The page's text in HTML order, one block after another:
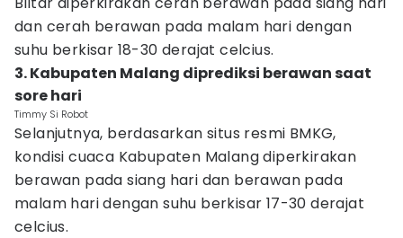
dan cerah berawan pada malam hari dengan
suhu berkisar 18-30 derajat celcius.
3. Kabupaten Malang diprediksi berawan saat
sore hari
Timmy Si Robot
Selanjutnya, berdasarkan situs resmi BMKG,
kondisi cuaca Kabupaten Malang diperkirakan
berawan pada siang hari dan berawan pada
malam hari dengan suhu berkisar 17-30 derajat
celcius.